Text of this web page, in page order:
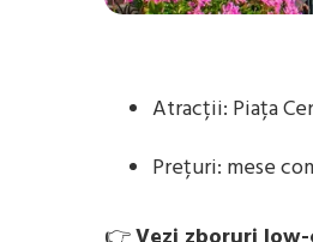
Atracții: Piața
Prețuri: mese